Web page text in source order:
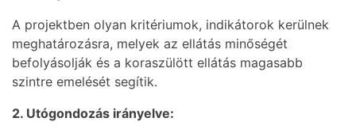
A projektben olyan kritériumok, indikátorok kerülnek
meghatározásra, melyek az ellátás minőségét
befolyásolják és a koraszülött ellátás magasabb
szintre emelését segítik.
2. Utógondozás irányelve: